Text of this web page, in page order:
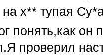
х** тупая
понять,как он
проверил